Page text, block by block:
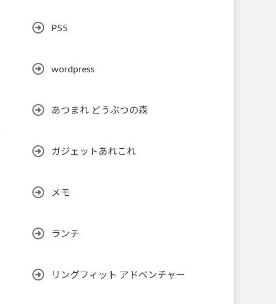
PS5
wordpress
あつまれ どうぶつの森
ガジェットあれこれ
メモ
ランチ
リングフィット アドベンチャー